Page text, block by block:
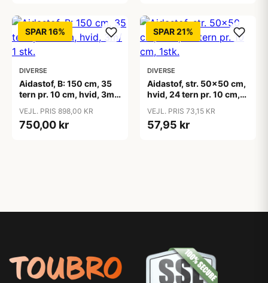
SPAR 16%
DIVERSE
Aidastof, B: 150 cm, 35
tern pr. 10 cm, hvid, 3m/
VEJL. PRIS 898,00 KR
750,00 kr
SPAR 21%
DIVERSE
Aidastof, str. 50x50 cm,
hvid, 24 tern pr. 10 cm,
VEJL. PRIS 73,15 KR
57,95 kr